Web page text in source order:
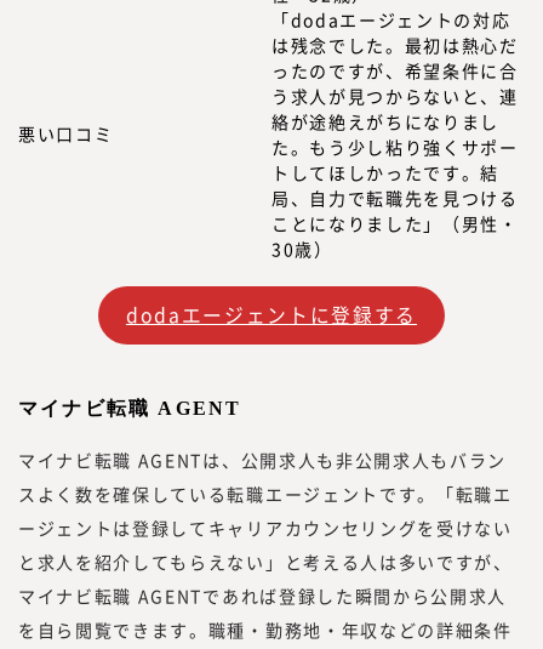
悪い口コミ
「dodaエージェントの対応
は残念でした。最初は熱心だ
ったのですが、希望条件に合
う求人が見つからないと、連
絡が途絶えがちになりまし
た。もう少し粘り強くサポー
トしてほしかったです。結
局、自力で転職先を見つける
ことになりました」（男性・
30歳）
dodaエージェントに登録する
マイナビ転職 AGENT
マイナビ転職 AGENTは、公開求人も非公開求人もバラン
スよく数を確保している転職エージェントです。「転職エ
ージェントは登録してキャリアカウンセリングを受けない
と求人を紹介してもらえない」と考える人は多いですが、
マイナビ転職 AGENTであれば登録した瞬間から公開求人
を自ら閲覧できます。職種・勤務地・年収などの詳細条件